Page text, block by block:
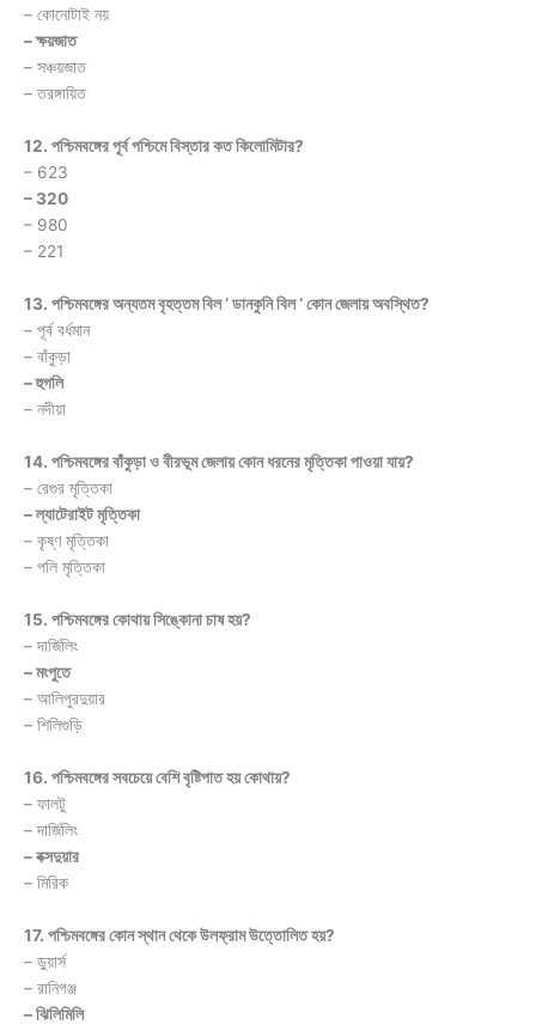
– কোনোটাই নয়
– ক্ষয়জাত
– সঞ্চয়জাত
– তরঙ্গায়িত
12. পশ্চিমবঙ্গের পূর্ব পশ্চিমে বিস্তার কত কিলোমিটার?
– 623
– 320
– 980
– 221
13. পশ্চিমবঙ্গের অন্যতম বৃহত্তম বিল ‘ ডানকুনি বিল ‘ কোন জেলায় অবস্থিত?
– পূর্ব বর্ধমান
– বাঁকুড়া
– হুগলি
– নদীয়া
14. পশ্চিমবঙ্গের বাঁকুড়া ও বীরভূম জেলায় কোন ধরনের মৃত্তিকা পাওয়া যায়?
– রেগুর মৃত্তিকা
– ল্যাটেরাইট মৃত্তিকা
– কৃষ্ণ মৃত্তিকা
– পলি মৃত্তিকা
15. পশ্চিমবঙ্গের কোথায় সিঙ্কোনা চাষ হয়?
– দার্জিলিং
– মংপুতে
– আলিপুরদুয়ার
– শিলিগুড়ি
16. পশ্চিমবঙ্গের সবচেয়ে বেশি বৃষ্টিপাত হয় কোথায়?
– ফালটু
– দার্জিলিং
– বক্সদুয়ার
– মিরিক
17. পশ্চিমবঙ্গের কোন স্থান থেকে উলফ্রাম উত্তোলিত হয়?
– ডুয়ার্স
– রানিগঞ্জ
– ঝিলিমিলি